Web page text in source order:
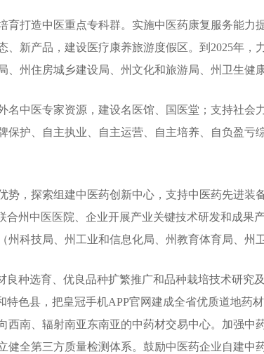
育打造中医重点专科群。实施中医药康复服务能力
新产品，建设医疗康养旅游度假区。到2025年，
州住房城乡建设局、州文化和旅游局、州卫生健
名中医专家资源，建设名医馆、国医堂；支持社会
护、自主执业、自主运营、自主培养、自负盈亏
势，探索组建中医药创新中心，支持中医药先进装
州中医医院、企业开展产业关键技术研发和成果
科技局、州工业和信息化局、州教育体育局、州
种选育、优良品种扩繁推广和品种栽培技术研究
色县，把皇冠手机APP官网建成全省优质道地药
南、辐射南亚东南亚的中药材交易中心。加强中
全第三方质量检测体系。鼓励中医药企业自建中